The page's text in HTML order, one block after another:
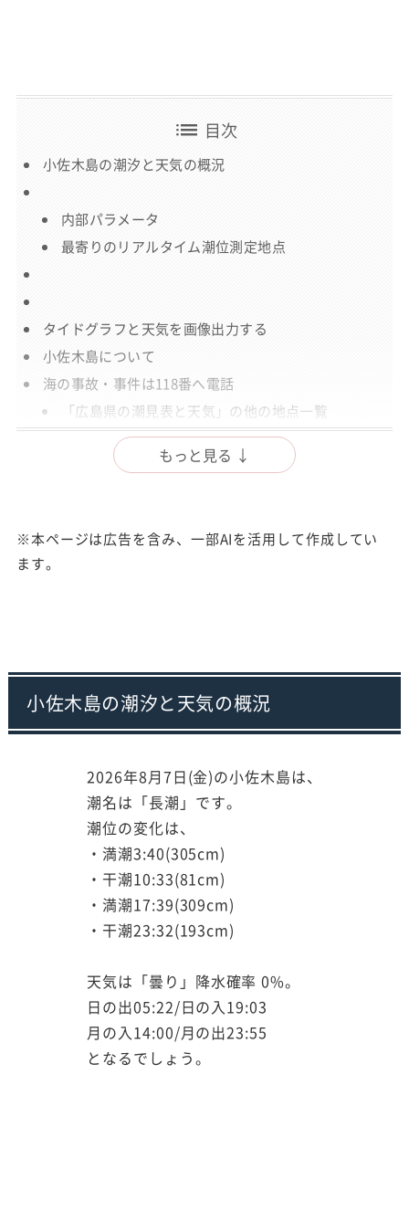
list 目次
小佐木島の潮汐と天気の概況
内部パラメータ
最寄りのリアルタイム潮位測定地点
タイドグラフと天気を画像出力する
小佐木島について
海の事故・事件は118番へ電話
「広島県の潮見表と天気」の他の地点一覧
もっと見る ↓
※本ページは広告を含み、一部AIを活用して作成してい
ます。
小佐木島の潮汐と天気の概況
2026年8月7日(金)の小佐木島は、
潮名は「長潮」です。
潮位の変化は、
・満潮3:40(305cm)
・干潮10:33(81cm)
・満潮17:39(309cm)
・干潮23:32(193cm)
天気は「曇り」降水確率 0%。
日の出05:22/日の入19:03
月の入14:00/月の出23:55
となるでしょう。